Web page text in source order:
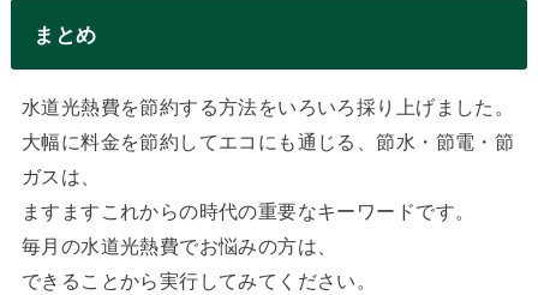
まとめ
水道光熱費を節約する方法をいろいろ採り上げました。
大幅に料金を節約してエコにも通じる、節水・節電・節
ガスは、
ますますこれからの時代の重要なキーワードです。
毎月の水道光熱費でお悩みの方は、
できることから実行してみてください。